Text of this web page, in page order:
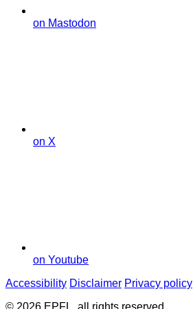
on Mastodon
on X
on Youtube
Accessibility Disclaimer Privacy policy